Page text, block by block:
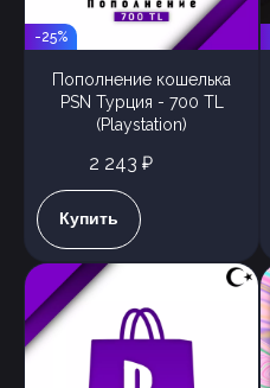
-25%
Пополнение кошелька
PSN Турция - 700 TL
(Playstation)
2 243 ₽
Купить